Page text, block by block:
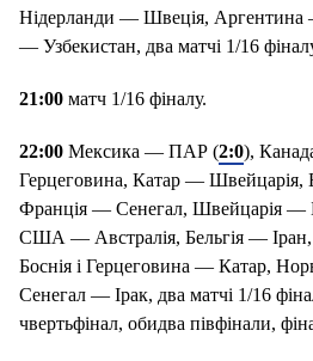
Нідерланди — Швеція, Аргентина
— Узбекистан, два матчі 1/16
21:00 матч 1/16 фіналу.
22:00 Мексика — ПАР (2:0),
Герцеговина, Катар — Швейцарія,
Франція — Сенегал, Швейцарія —
США — Австралія, Бельгія —
Боснія і Герцеговина — Катар,
Сенегал — Ірак, два матчі 1/16
чвертьфінал, обидва півфінали,